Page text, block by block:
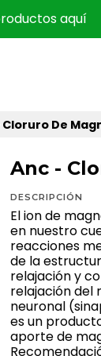
aquí
De
Anc -
DESCRIPCIÓN
El ion de
en nuestro
reacciones
de la
relajación y
relajación del
neuronal
es un
aporte de